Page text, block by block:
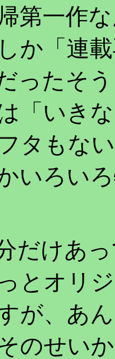
第一作
か「連
ったそ
「いき
タもな
いろい
だけあ
とオリ
が、あ
のせい